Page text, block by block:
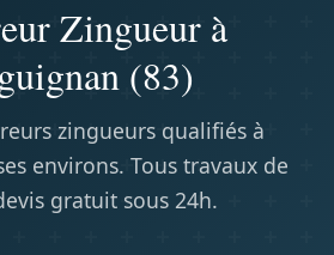
Zingueur à
(83)
zingueurs qualifiés à
environs. Tous travaux de
gratuit sous 24h.